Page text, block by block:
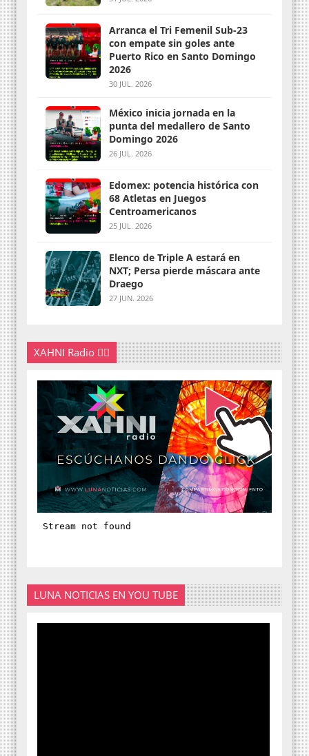
Arranca el Tri Femenil Sub-23
con empate sin goles ante
Puerto Rico en Santo Domingo
2026
30 JUL. 2026
México inicia jornada en la
punta del medallero de Santo
Domingo 2026
26 JUL. 2026
Edomex: potencia histórica con
68 Atletas en Juegos
Centroamericanos
25 JUL. 2026
Elenco de Triple A estará en
NXT; Persa pierde máscara ante
Draego
27 JUN. 2026
XAHNI Radio 👇🏽
LUNA NOTICIAS EN YOU TUBE